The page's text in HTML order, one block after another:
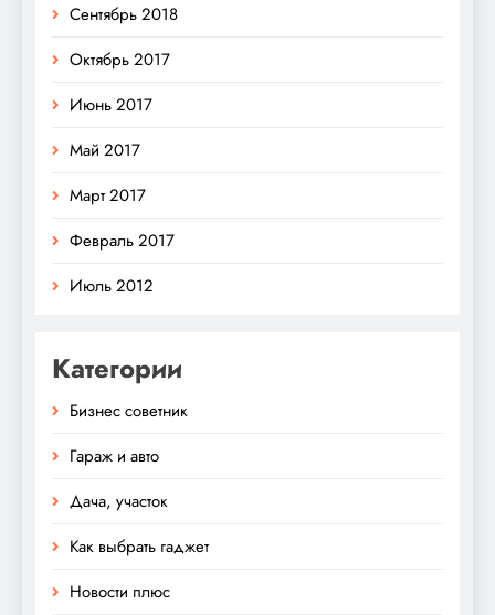
Сентябрь 2018
Октябрь 2017
Июнь 2017
Май 2017
Март 2017
Февраль 2017
Июль 2012
Категории
Бизнес советник
Гараж и авто
Дача, участок
Как выбрать гаджет
Новости плюс